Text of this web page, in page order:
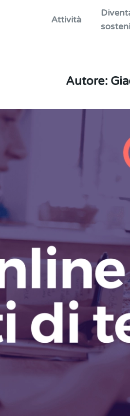
Attività
Autore: